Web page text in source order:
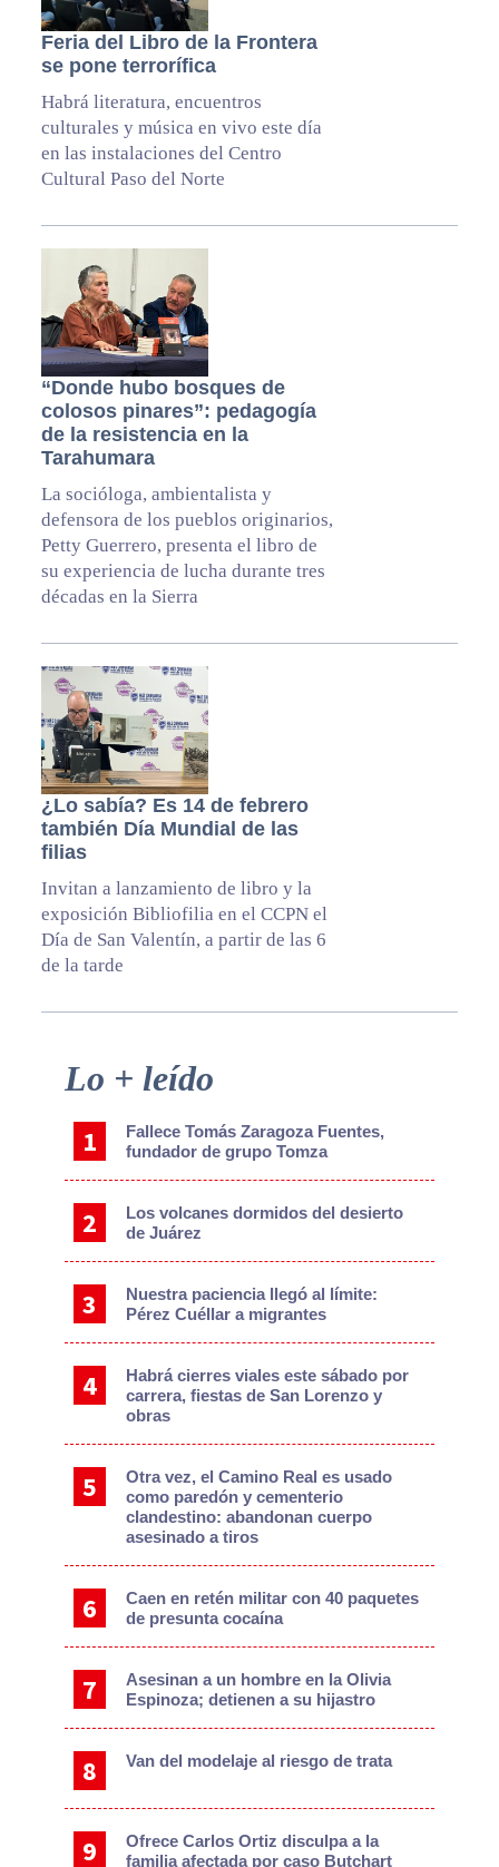
Feria del Libro de la Frontera
se pone terrorífica
Habrá literatura, encuentros
culturales y música en vivo este día
en las instalaciones del Centro
Cultural Paso del Norte
“Donde hubo bosques de
colosos pinares”: pedagogía
de la resistencia en la
Tarahumara
La socióloga, ambientalista y
defensora de los pueblos originarios,
Petty Guerrero, presenta el libro de
su experiencia de lucha durante tres
décadas en la Sierra
¿Lo sabía? Es 14 de febrero
también Día Mundial de las
filias
Invitan a lanzamiento de libro y la
exposición Bibliofilia en el CCPN el
Día de San Valentín, a partir de las 6
de la tarde
Primary
Lo + leído
Fallece Tomás Zaragoza Fuentes,
fundador de grupo Tomza
Los volcanes dormidos del desierto
de Juárez
Nuestra paciencia llegó al límite:
Pérez Cuéllar a migrantes
Habrá cierres viales este sábado por
carrera, fiestas de San Lorenzo y
obras
Otra vez, el Camino Real es usado
como paredón y cementerio
clandestino: abandonan cuerpo
asesinado a tiros
Caen en retén militar con 40 paquetes
de presunta cocaína
Asesinan a un hombre en la Olivia
Espinoza; detienen a su hijastro
Van del modelaje al riesgo de trata
Ofrece Carlos Ortiz disculpa a la
familia afectada por caso Butchart